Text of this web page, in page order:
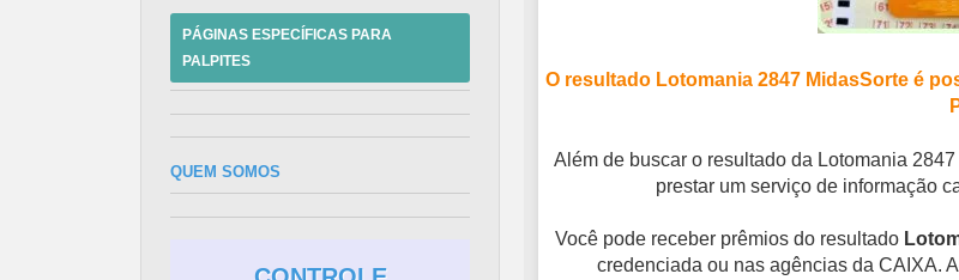
O resultado Lotomania 2847 MidasSorte é
Além de buscar o resultado da Lotomania
prestar um serviço de informação
Você pode receber prêmios do resultado
credenciada ou nas agências da CAIXA.
PÁGINAS ESPECÍFICAS PARA
PALPITES
QUEM SOMOS